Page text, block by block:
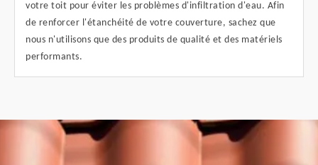
votre toit pour éviter les problèmes d'infiltration d'eau. Afin
de renforcer l'étanchéité de votre couverture, sachez que
nous n'utilisons que des produits de qualité et des matériels
performants.